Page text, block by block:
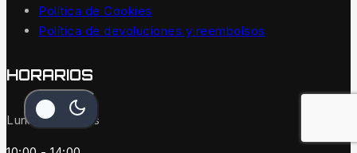
Política de Cookies
Política de devoluciones y reembolsos
HORARIOS
Lunes a Viernes